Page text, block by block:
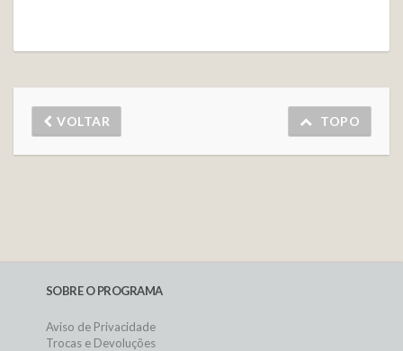
VOLTAR TOPO
SOBRE O PROGRAMA
Aviso de Privacidade
Trocas e Devoluções